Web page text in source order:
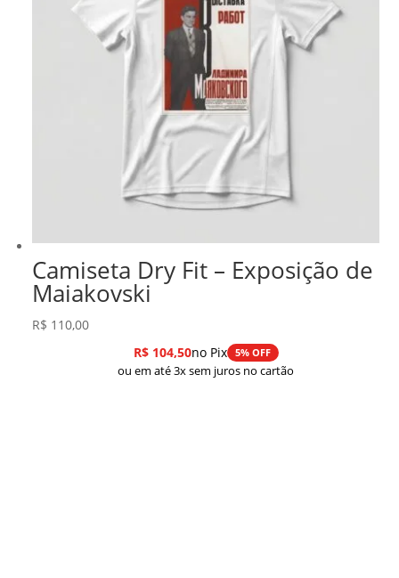
Camiseta Dry Fit – Exposição de
Maiakovski
R$ 110,00
R$104,50no Pix 5% OFF
ou em até 3x sem juros no cartão